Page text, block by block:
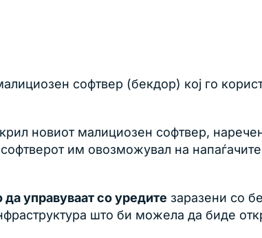
софтвер (бекдор) кој го
новиот малициозен софтвер,
им овозможувал на
управуваат со уредите заразени со
што би можела да биде